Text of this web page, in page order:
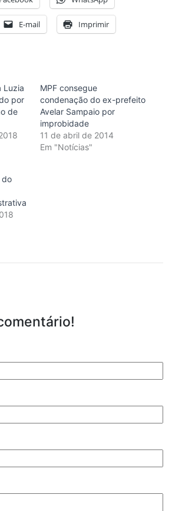
E-mail Imprimir
Luzia
por
de
MPF consegue
condenação do ex-prefeito
Avelar Sampaio por
improbidade
11 de abril de 2014
Em "Notícias"
do